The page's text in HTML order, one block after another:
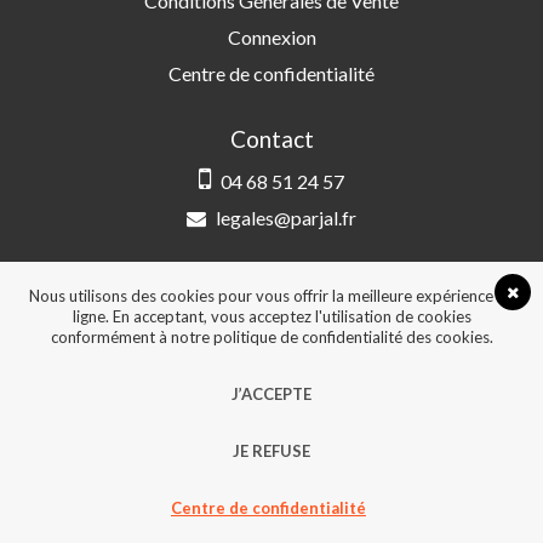
Connexion
Centre de confidentialité
Contact
04 68 51 24 57
legales@parjal.fr
3 Rue Saint-Amand, 66000 Perpignan
© 2026, Tous droits réservés - Design &
Nous utilisons des cookies pour vous offrir la meilleure expérience en
ligne. En acceptant, vous acceptez l'utilisation de cookies
conformément à notre politique de confidentialité des cookies.
J’ACCEPTE
JE REFUSE
Centre de confidentialité